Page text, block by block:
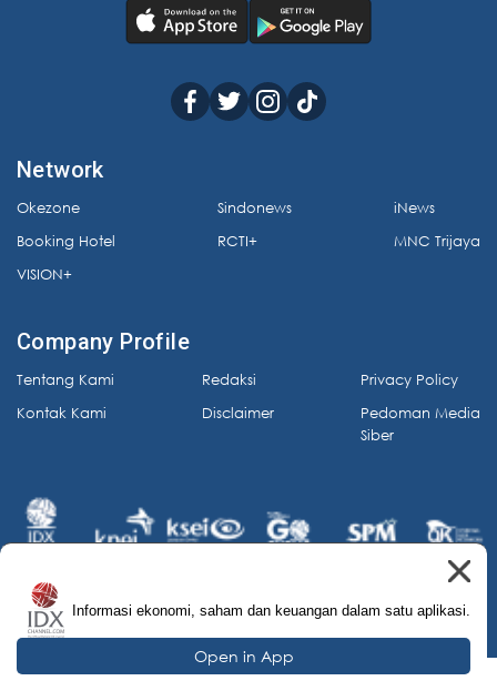
Network
Okezone
Booking Hotel
VISION+
Sindonews
RCTI+
iNews
MNC Trijaya
Company Profile
Tentang Kami
Kontak Kami
Redaksi
Disclaimer
Privacy Policy
Pedoman Media
Siber
© 2026 IDX Channel. All Rights Reserved.
Informasi ekonomi, saham dan keuangan dalam satu aplikasi.
Open in App